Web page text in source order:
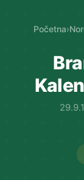
Početna›